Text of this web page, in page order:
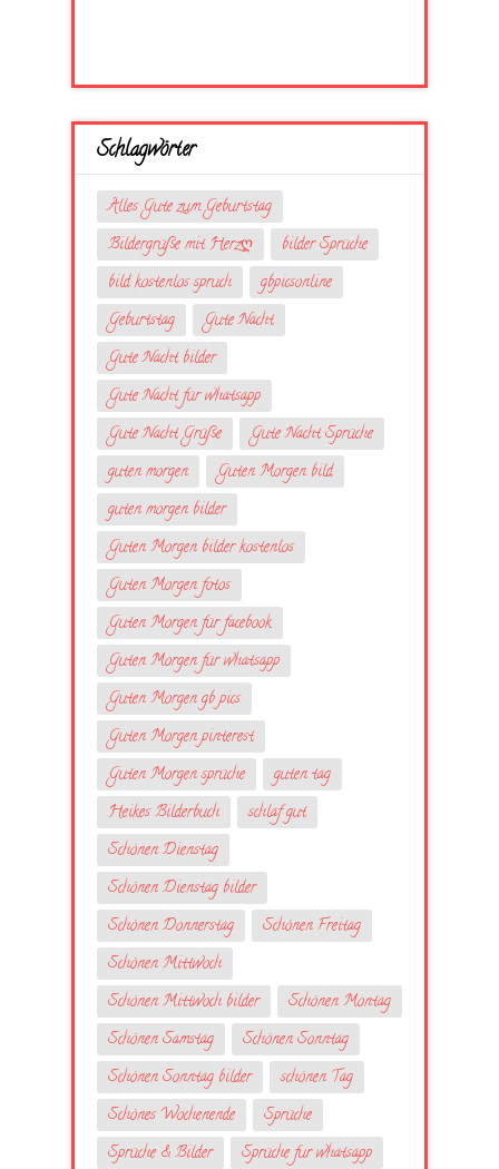
Schlagwörter
Alles Gute zum Geburtstag
Bildergrüße mit Herzღ
bilder Sprüche
bild kostenlos spruch
gbpicsonline
Geburtstag
Gute Nacht
Gute Nacht bilder
Gute Nacht für whatsapp
Gute Nacht Grüße
Gute Nacht Sprüche
guten morgen
Guten Morgen bild
guten morgen bilder
Guten Morgen bilder kostenlos
Guten Morgen fotos
Guten Morgen für facebook
Guten Morgen für whatsapp
Guten Morgen gb pics
Guten Morgen pinterest
Guten Morgen sprüche
guten tag
Heikes Bilderbuch
schlaf gut
Schönen Dienstag
Schönen Dienstag bilder
Schönen Donnerstag
Schönen Freitag
Schönen Mittwoch
Schönen Mittwoch bilder
Schönen Montag
Schönen Samstag
Schönen Sonntag
Schönen Sonntag bilder
schönen Tag
Schönes Wochenende
Sprüche
Sprüche & Bilder
Sprüche fur whatsapp